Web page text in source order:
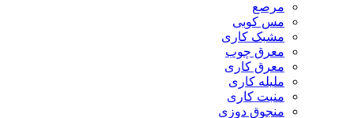
مرصع
مس کوبی
مشبک کاری
معرق چوب
معرق کاری
مليله کاری
منبت کاری
منجوق دوزی